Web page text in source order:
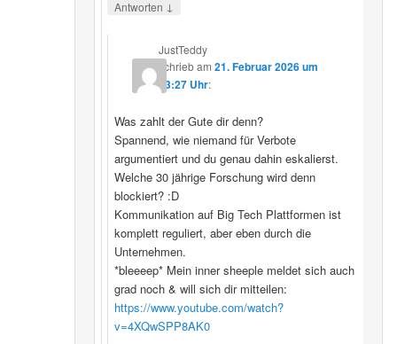
Antworten ↓
JustTeddy
schriebam 21. Februar 2026 um
13:27 Uhr:
Was zahlt der Gute dir denn?
Spannend, wie niemand für Verbote
argumentiert und du genau dahin eskalierst.
Welche 30 jährige Forschung wird denn
blockiert? :D
Kommunikation auf Big Tech Plattformen ist
komplett reguliert, aber eben durch die
Unternehmen.
*bleeeep* Mein inner sheeple meldet sich auch
grad noch & will sich dir mitteilen:
https://www.youtube.com/watch?
v=4XQwSPP8AK0